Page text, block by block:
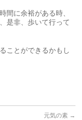
間に余裕がある時、
是非、歩いて行って
ことができるかもし
元気の素 →